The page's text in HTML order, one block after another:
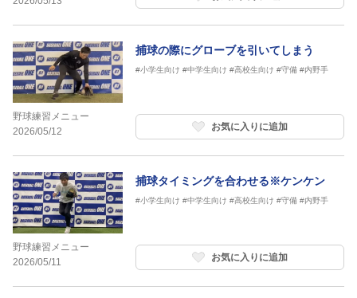
野球練習メニュー
2026/05/12
捕球の際にグローブを引いてしまう
#小学生向け #中学生向け #高校生向け #守備 #内野手
お気に入りに追加
野球練習メニュー
2026/05/11
捕球タイミングを合わせる※ケンケン
#小学生向け #中学生向け #高校生向け #守備 #内野手
お気に入りに追加